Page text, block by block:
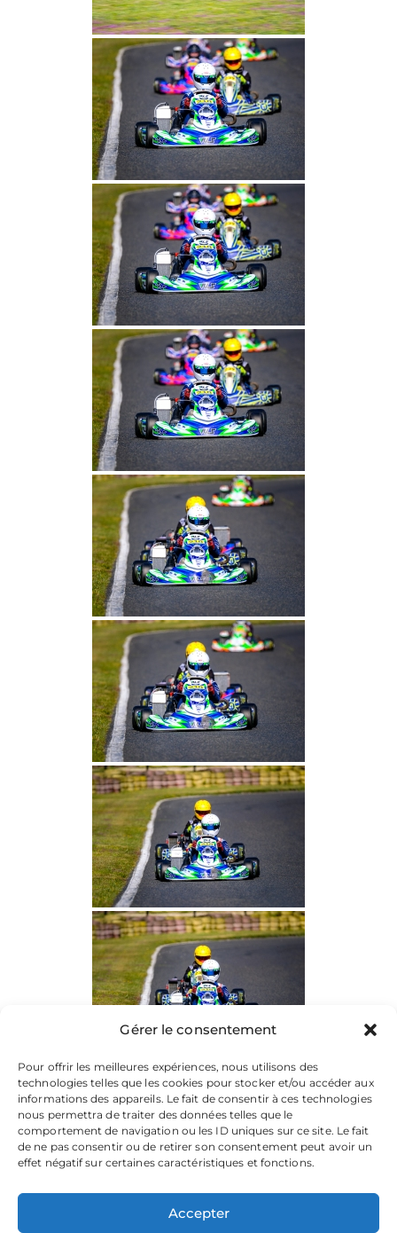
Gérer le consentement
Pour offrir les meilleures expériences, nous utilisons des
technologies telles que les cookies pour stocker et/ou accéder aux
informations des appareils. Le fait de consentir à ces technologies
nous permettra de traiter des données telles que le
comportement de navigation ou les ID uniques sur ce site. Le fait
de ne pas consentir ou de retirer son consentement peut avoir un
effet négatif sur certaines caractéristiques et fonctions.
Accepter